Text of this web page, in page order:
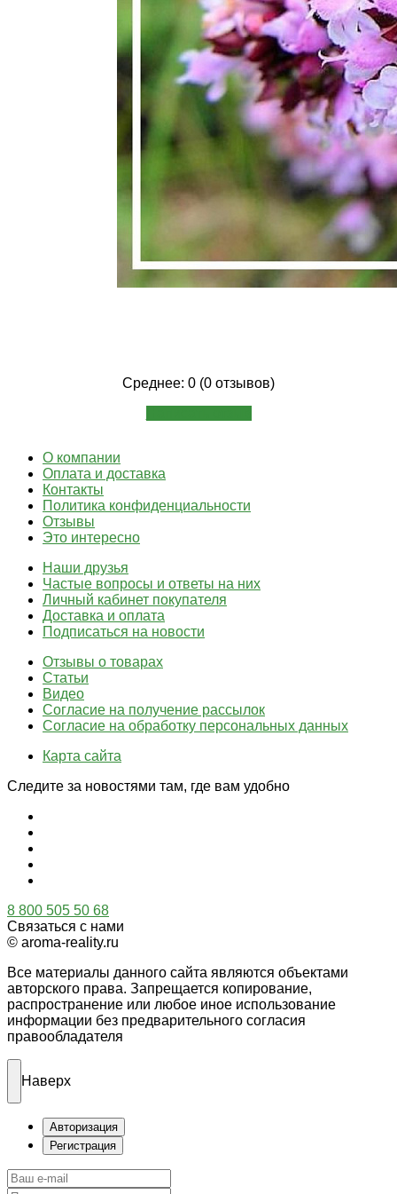
Среднее: 0 (0 отзывов)
О компании
Оплата и доставка
Контакты
Политика конфиденциальности
Отзывы
Это интересно
Наши друзья
Частые вопросы и ответы на них
Личный кабинет покупателя
Доставка и оплата
Подписаться на новости
Отзывы о товарах
Статьи
Видео
Согласие на получение рассылок
Согласие на обработку персональных данных
Карта сайта
Следите за новостями там, где вам удобно
8 800 505 50 68
Связаться с нами
© aroma-reality.ru
Все материалы данного сайта являются объектами
авторского права. Запрещается копирование,
распространение или любое иное использование
информации без предварительного согласия
правообладателя
Наверх
Авторизация
Регистрация